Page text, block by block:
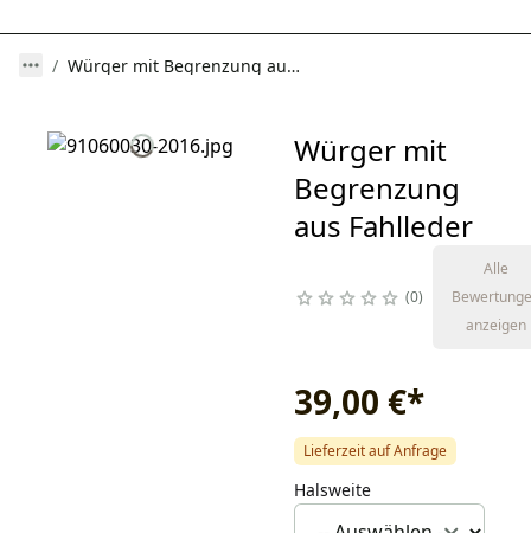
Würger mit Begrenzung aus Fahlleder
Würger mit
Begrenzung
aus Fahlleder
0
Alle
anzeigen
39,00 €*
Lieferzeit auf Anfrage
Halsweite